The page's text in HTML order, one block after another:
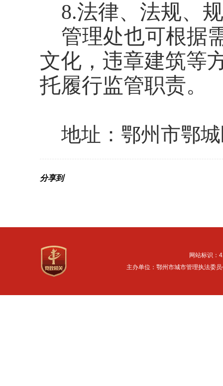
8.法律、法规、
管理处也可根据
文化，违章建筑等
托履行监管职责。
地址：鄂州市鄂
分享到
网站标识：
主办单位：鄂州市城市管理执法委